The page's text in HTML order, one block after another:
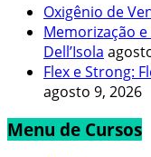
Oxigênio de
Memorização
Dell’Isola
Flex e Strong:
agosto 9, 2026
Menu de Cursos